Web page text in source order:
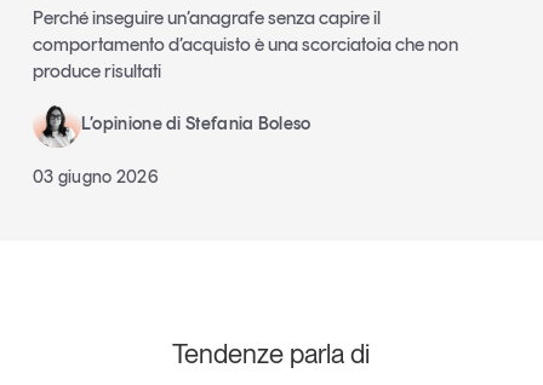
Perché inseguire un’anagrafe senza capire il
comportamento d’acquisto è una scorciatoia che non
produce risultati
L’opinione di Stefania Boleso
03 giugno 2026
Tendenze parla di